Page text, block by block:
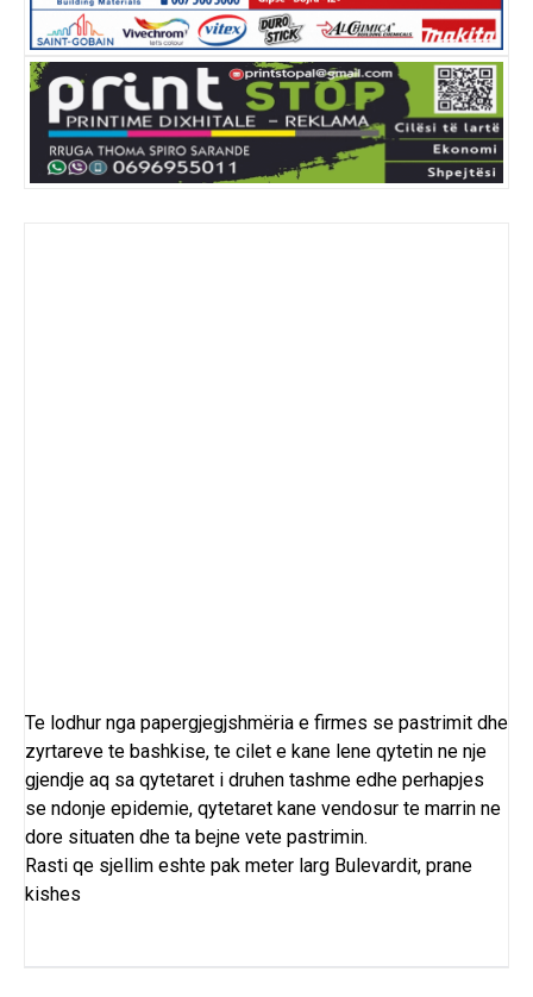
Te lodhur nga papergjegjshmëria e firmes se pastrimit dhe
zyrtareve te bashkise, te cilet e kane lene qytetin ne nje
gjendje aq sa qytetaret i druhen tashme edhe perhapjes
se ndonje epidemie, qytetaret kane vendosur te marrin ne
dore situaten dhe ta bejne vete pastrimin.
Rasti qe sjellim eshte pak meter larg Bulevardit, prane
kishes